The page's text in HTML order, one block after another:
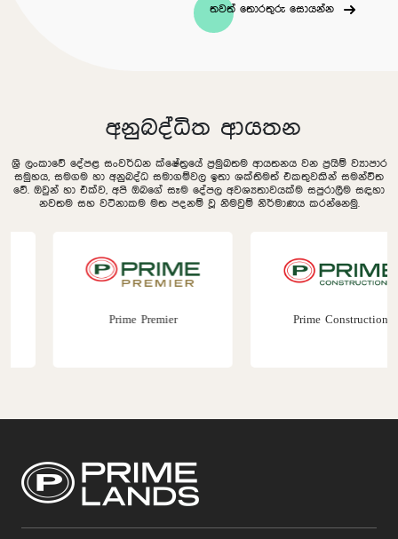
තවත් තොරතුරු සොයන්න
අනුබද්ධිත ආයතන
ශ්‍රී ලංකාවේ දේපළ සංවර්ධන ක්ෂේත්‍රයේ ප්‍රමුඛතම ආයතනය වන ප්‍රයිම් ව්‍යාපාර
සමුහය, සමගම හා අනුබද්ධ සමාගම්වල ඉතා ශක්තිමත් එකතුවකින් සමන්විත
වේ. ඔවුන් හා එක්ව, අපි ඔබගේ සෑම දේපල අවශ්‍යතාවයක්ම සපුරාලීම සඳහා
නවතම සහ වටිනාකම මත පදනම් වූ නිමවුම් නිර්මාණය කරන්නෙමු.
Prime Premier Prime Construction